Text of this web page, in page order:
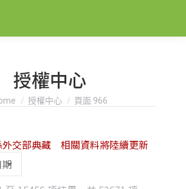
授權中心
are here:
授權中心 頁面 966
外交部典藏 相關資料將陸續更新